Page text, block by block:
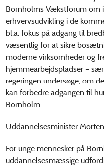
Bornholms Vækstforum om
erhvervsudvikling i de
bl.a. fokus på adgang til
væsentlig for at sikre
moderne virksomheder og
hjemmearbejdspladser –
regeringen undersøge, om
kan forbedre adgangen til
Bornholm.
Uddannelsesminister
For unge mennesker på
uddannelsesmæssige